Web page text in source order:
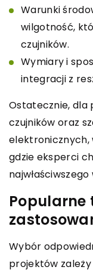
Warunki
wilgotność,
czujników.
Wymiary i
integracji z
Ostatecznie, dla
czujników oraz
elektronicznych,
gdzie eksperci
Popularne
Wybór
projektów